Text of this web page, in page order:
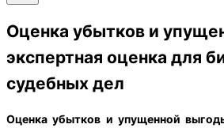
Оценка убытков и
экспертная оценка для
судебных дел
Оценка убытков и упущенной